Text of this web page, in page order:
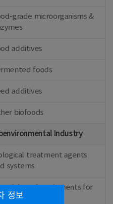
grade microorganisms &
additives
foods
additives
biofoods
Industry
treatment agents
systems
and equipments for
immobilization
정보